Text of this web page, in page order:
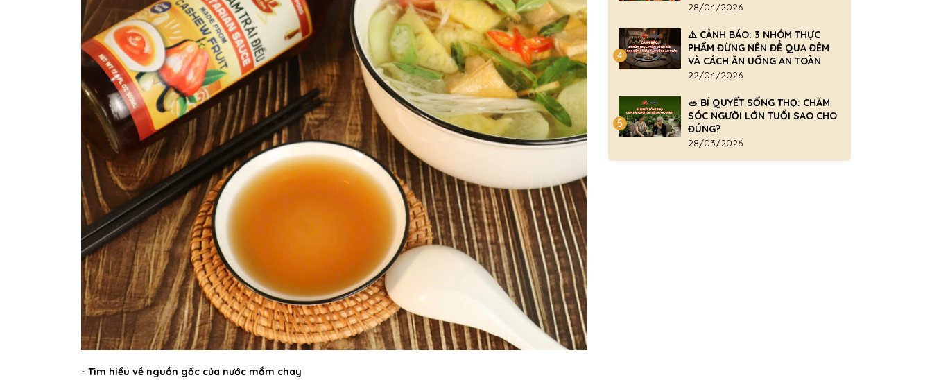
- Tìm hiểu về nguồn gốc của nước mắm chay
28/04/2026
4
⚠️ CẢNH BÁO: 3 NHÓM THỰC
PHẨM ĐỪNG NÊN ĐỂ QUA ĐÊM
VÀ CÁCH ĂN UỐNG AN TOÀN
22/04/2026
5
🥗 BÍ QUYẾT SỐNG THỌ: CHĂM
SÓC NGƯỜI LỚN TUỔI SAO CHO
ĐÚNG?
28/03/2026